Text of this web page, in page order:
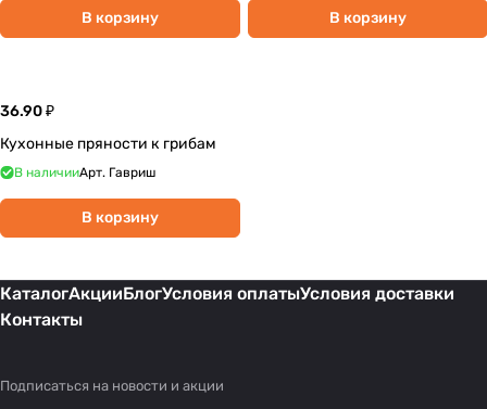
В корзину В корзину
36.90 ₽
Кухонные пряности к грибам
В наличииАрт. Гавриш
В корзину
КаталогАкцииБлогУсловия оплатыУсловия доставки
Контакты
Подписаться на новости и акции